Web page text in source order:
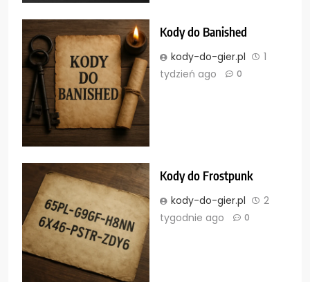
Kody do Banished
kody-do-gier.pl
1
tydzień ago
0
Kody do Frostpunk
kody-do-gier.pl
2
tygodnie ago
0